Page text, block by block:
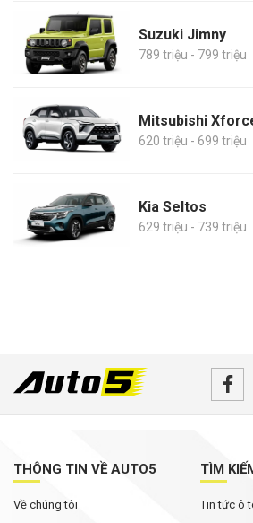
Suzuki Jimny
789 triệu - 799 triệu
Mitsubishi
620 triệu - 699 triệu
Kia Seltos
629 triệu - 739 triệu
THÔNG TIN VỀ AUTO5
Về chúng tôi
TÌM
Tin tức ô